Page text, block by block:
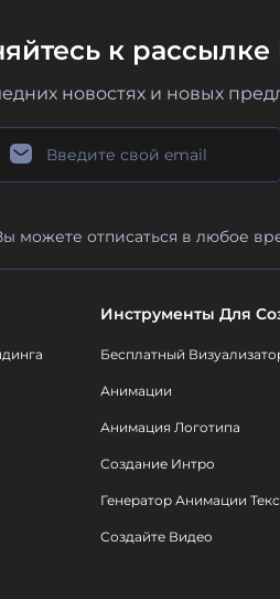
к рассылке
новостях и новых
можете отписаться в любое
Инструменты Для
Бесплатный
Анимации
Анимация Логотипа
Создание Интро
Генератор Анимации
Создайте Видео